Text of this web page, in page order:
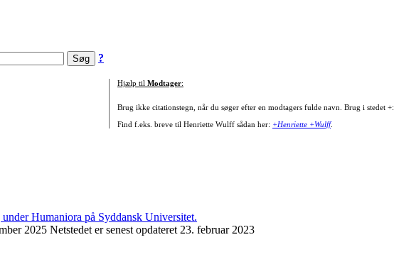
?
Hjælp til Modtager:
Brug ikke citationstegn, når du søger efter en modtagers fulde navn. Brug i stedet +:
Find f.eks. breve til Henriette Wulff sådan her: +Henriette +Wulff.
2025 Netstedet er senest opdateret 23. februar 2023